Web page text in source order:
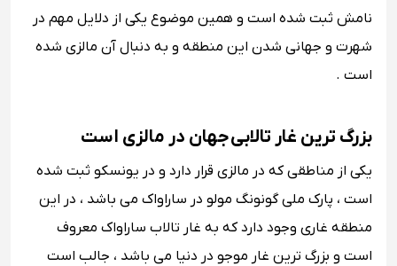
نامش ثبت شده است و همین موضوع یکی از دلایل مهم در
شهرت و جهانی شدن این منطقه و به دنبال آن مالزی شده
است .
بزرگ ترین غار تالابی جهان در مالزی است
یکی از مناطقی که در مالزی قرار دارد و در یونسکو ثبت شده
است ، پارک ملی گونونگ مولو در ساراواک می باشد ، در این
منطقه غاری وجود دارد که به غار تالاب ساراواک معروف
است و بزرگ ترین غار موجو در دنیا می باشد ، جالب است